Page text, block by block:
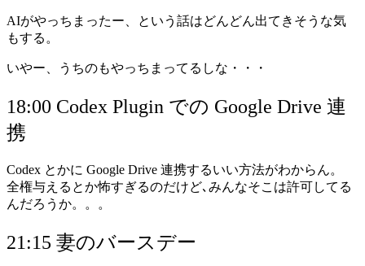
AIがやっちまったー、という話はどんどん出てきそうな気
もする。
いやー、うちのもやっちまってるしな・・・
18:00 Codex Plugin での Google Drive 連
携
Codex とかに Google Drive 連携するいい方法がわからん。
全権与えるとか怖すぎるのだけど､みんなそこは許可してる
んだろうか。。。
21:15 妻のバースデー